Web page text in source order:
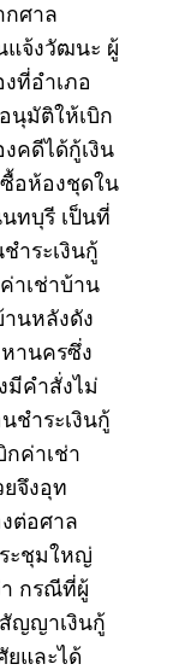
กศาล
แจ้งวัฒนะ ผู้
ที่อําเภอ
นุมัติให้เบิก
คดีได้กู้เงิน
ซื้อห้องชุดใน
ทบุรี เป็นที่
าระเงินกู้
าเช่าบ้าน
นหลังดัง
านครซึ่ง
มีคําสั่งไม่
ชําระเงินกู้
กค่าเช่า
จึงอุท
ต่อศาล
ะชุมใหญ่
กรณีที่ผู้
ญญาเงินกู้
ยและได้